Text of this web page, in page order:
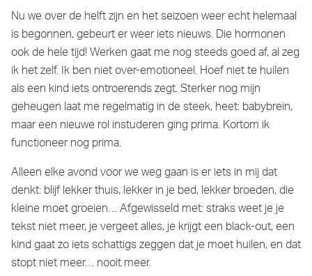
Nu we over de helft zijn en het seizoen weer echt helemaal
is begonnen, gebeurt er weer iets nieuws. Die hormonen
ook de hele tijd! Werken gaat me nog steeds goed af, al zeg
ik het zelf. Ik ben niet over-emotioneel. Hoef niet te huilen
als een kind iets ontroerends zegt. Sterker nog mijn
geheugen laat me regelmatig in de steek, heet: babybrein,
maar een nieuwe rol instuderen ging prima. Kortom ik
functioneer nog prima.
Alleen elke avond voor we weg gaan is er iets in mij dat
denkt: blijf lekker thuis, lekker in je bed, lekker broeden, die
kleine moet groeien… Afgewisseld met: straks weet je je
tekst niet meer, je vergeet alles, je krijgt een black-out, een
kind gaat zo iets schattigs zeggen dat je moet huilen, en dat
stopt niet meer… nooit meer.